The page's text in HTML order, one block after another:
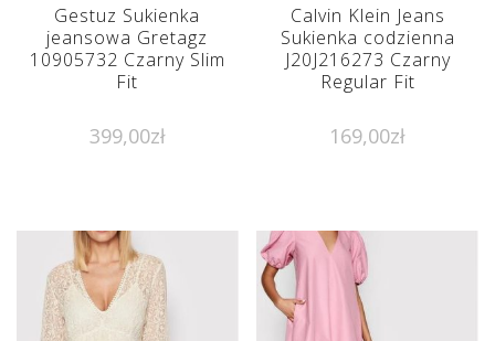
Gestuz Sukienka
jeansowa Gretagz
10905732 Czarny Slim
Fit
399,00zł
Calvin Klein Jeans
Sukienka codzienna
J20J216273 Czarny
Regular Fit
169,00zł